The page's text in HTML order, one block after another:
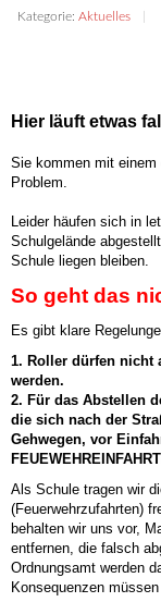
Kategorie: Aktuelles
Hier läuft etwas
Sie kommen mit
Problem.
Leider häufen sich in
Schulgelände
Schule liegen bleiben.
So geht das
Es gibt klare
1. Roller dürfen nicht
werden.
2. Für das Abstellen
die sich nach der
Gehwegen, vor
Als Schule tragen wir
(Feuerwehrzufahrten)
behalten wir uns vor,
entfernen, die falsch
Ordnungsamt werden
Konsequenzen